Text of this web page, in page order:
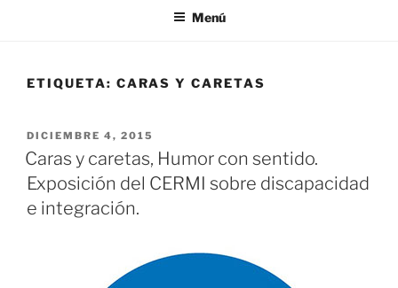
Menú
ETIQUETA: CARAS Y CARETAS
PUBLICADO
EL
DICIEMBRE 4, 2015
Caras y caretas, Humor con sentido.
Exposición del CERMI sobre discapacidad
e integración.